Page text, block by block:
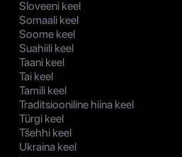
Sloveeni keel
Somaali keel
Soome keel
Suahiili keel
Taani keel
Tai keel
Tamili keel
Traditsiooniline hiina keel
Türgi keel
Tšehhi keel
Ukraina keel